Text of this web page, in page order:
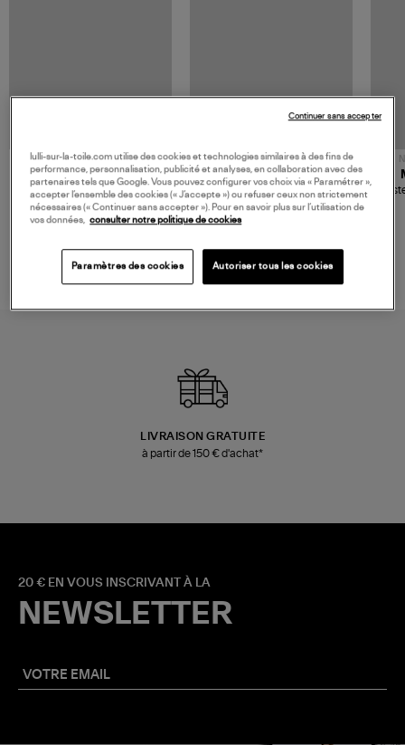
480,00 €
JEROME DREYFUSS
Sac Bobi S Cuir Lamé
Champagne
NOUVELLE COLLECTION
189,00 €
TORAL
Mocassins Killian Sport
Mousse
LIVRAISON GRATUITE
à partir de 150 € d'achat*
20 € EN VOUS INSCRIVANT À LA
NEWSLETTER
lulli-sur-la-toile.com utilise des cookies et technologies similaires à des fins de
performance, personnalisation, publicité et analyses, en collaboration avec des
partenaires tels que Google. Vous pouvez configurer vos choix via « Paramétrer »,
accepter l’ensemble des cookies (« J’accepte ») ou refuser ceux non strictement
nécessaires (« Continuer sans accepter »). Pour en savoir plus sur l’utilisation de
vos données, consulter notre politique de cookies
Paramètres des cookies Autoriser tous les cookies
Continuer sans accepter